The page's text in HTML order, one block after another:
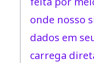
onde nosso
dados em
carrega